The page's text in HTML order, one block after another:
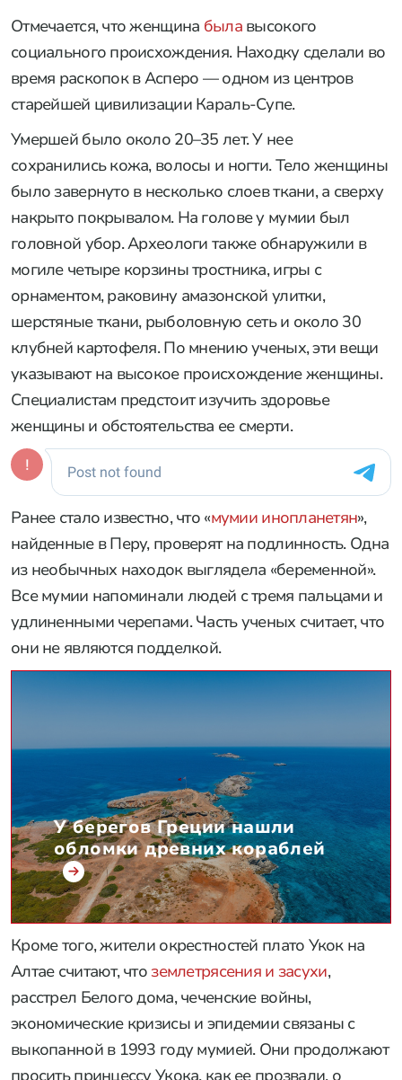
Отмечается, что женщина былавысокого
социального происхождения. Находку сделали во
время раскопок в Асперо — одном из центров
старейшей цивилизации Караль-Супе.
Умершей было около 20–35 лет. У нее
сохранились кожа, волосы и ногти. Тело женщины
было завернуто в несколько слоев ткани, а сверху
накрыто покрывалом. На голове у мумии был
головной убор. Археологи также обнаружили в
могиле четыре корзины тростника, игры с
орнаментом, раковину амазонской улитки,
шерстяные ткани, рыболовную сеть и около 30
клубней картофеля. По мнению ученых, эти вещи
указывают на высокое происхождение женщины.
Специалистам предстоит изучить здоровье
женщины и обстоятельства ее смерти.
Ранее стало известно, что «мумии инопланетян»,
найденные в Перу, проверят на подлинность. Одна
из необычных находок выглядела «беременной».
Все мумии напоминали людей с тремя пальцами и
удлиненными черепами. Часть ученых считает, что
они не являются подделкой.
У берегов Греции нашли
обломки древних кораблей
Кроме того, жители окрестностей плато Укок на
Алтае считают, что землетрясения и засухи,
расстрел Белого дома, чеченские войны,
экономические кризисы и эпидемии связаны с
выкопанной в 1993 году мумией. Они продолжают